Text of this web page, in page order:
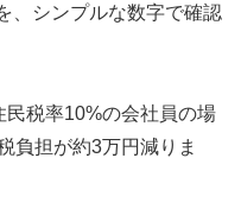
、シンプルな数字で確認
税率10%の会社員の場
負担が約3万円減りま